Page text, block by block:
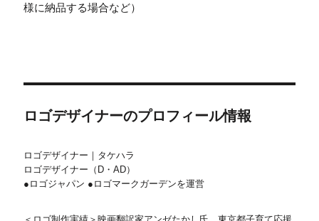
様に納品する場合など）
ロゴデザイナーのプロフィール情報
ロゴデザイナー｜タケハラ
ロゴデザイナー（D・AD）
●ロゴジャパン ●ロゴマークガーデンを運営